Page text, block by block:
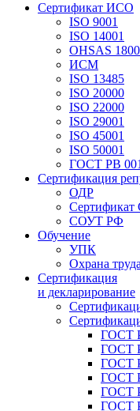
Сертификат ИСО
ISO 9001
ISO 14001
OHSAS
ИСМ
ISO 13485
ISO 20000
ISO 22000
ISO 29001
ISO 45001
ISO 50001
ГОСТ РВ
Сертификация
ОДР
Сертификат
СОУТ РФ
Обучение
УПК
Охрана труда
Сертификация
и декларирование
ГОСТ
ГОСТ
ГОСТ
ГОСТ
ГОСТ
ГОСТ